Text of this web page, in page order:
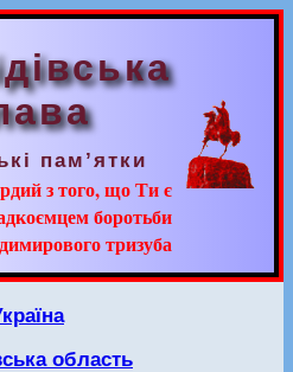
пам’ятки
з того, що Ти є
боротьби
тризуба
область